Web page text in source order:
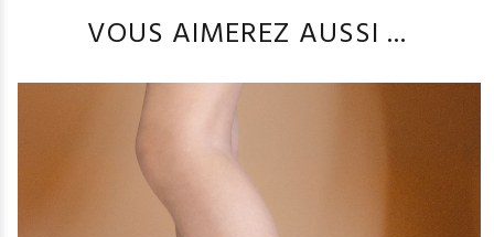
VOUS AIMEREZ AUSSI ...